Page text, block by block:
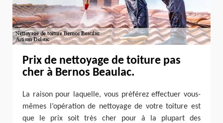
Prix de nettoyage de toiture pas
cher à Bernos Beaulac.
La raison pour laquelle, vous préférez effectuer vous-
mêmes l’opération de nettoyage de votre toiture est
que le prix soit très cher pour à la plupart des